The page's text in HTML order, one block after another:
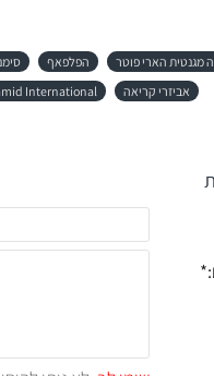
מגנטית הארי פוטר הפלפאף
אביזרי קריאה
International